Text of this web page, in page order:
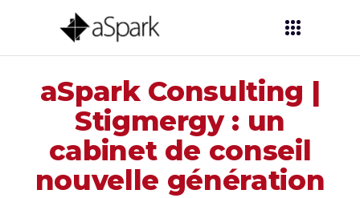
aSpark Consulting |
Stigmergy : un
cabinet de conseil
nouvelle génération